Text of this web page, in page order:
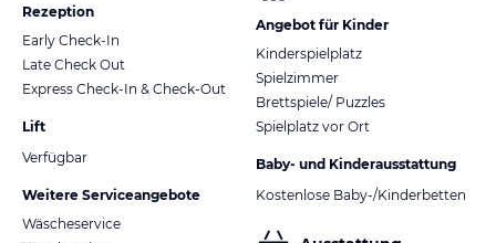
Rezeption
Early Check-In
Late Check Out
Express Check-In & Check-Out
Lift
Verfügbar
Weitere Serviceangebote
Wäscheservice
Angebot für Kinder
Kinderspielplatz
Spielzimmer
Brettspiele/ Puzzles
Spielplatz vor Ort
Baby- und Kinderausstattung
Kostenlose Baby-/Kinderbetten